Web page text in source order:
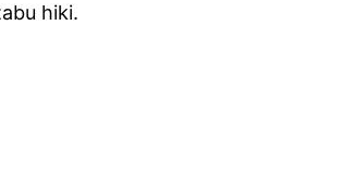
hiki.